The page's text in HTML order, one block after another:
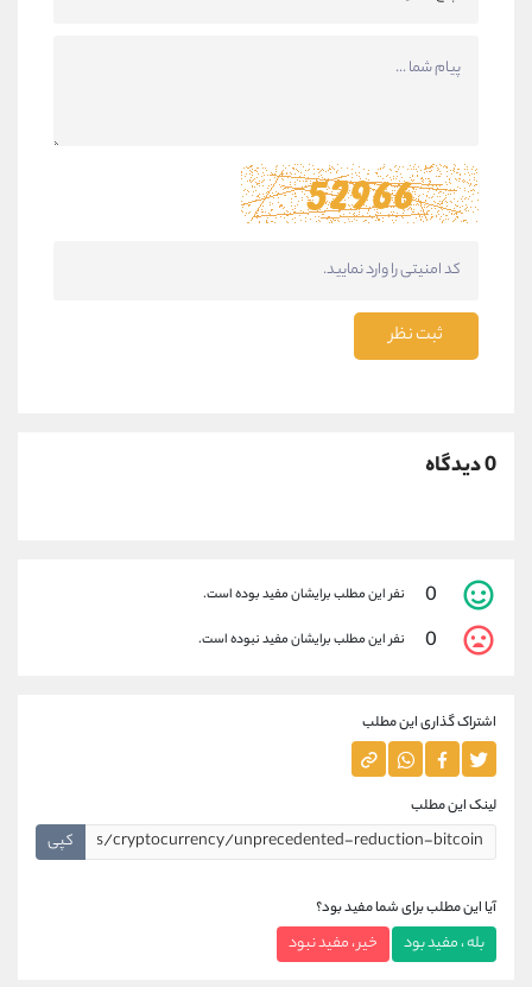
ثبت نظر
0 دیدگاه
0 نفر این مطلب برایشان مفید بوده است.
0 نفر این مطلب برایشان مفید نبوده است.
اشتراک گذاری این مطلب
لینک این مطلب
کپی
آیا این مطلب برای شما مفید بود؟
بله ، مفید بود خیر ، مفید نبود